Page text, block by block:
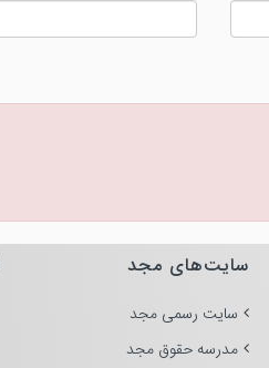
سایت‌های مجد
سایت رسمی مجد
مدرسه حقوق مجد